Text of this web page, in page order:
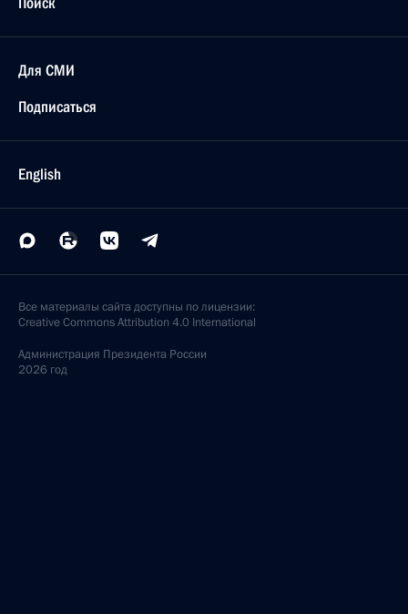
Для СМИ
Подписаться
English
Все материалы сайта доступны по лицензии:
Creative Commons Attribution 4.0 International
Администрация Президента России
2026 год